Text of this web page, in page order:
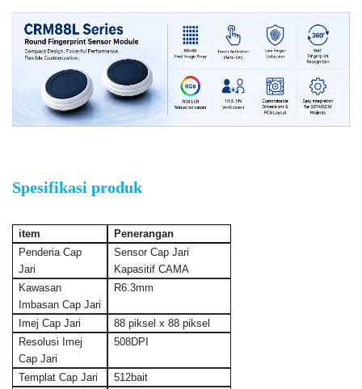
Spesifikasi produk
item
Penerangan
Penderia Cap
Jari
Sensor Cap Jari
Kapasitif CAMA
Kawasan
Imbasan Cap Jari
R6.3mm
Imej Cap Jari
88 piksel x 88 piksel
Resolusi Imej
Cap Jari
508DPI
Templat Cap Jari
512bait